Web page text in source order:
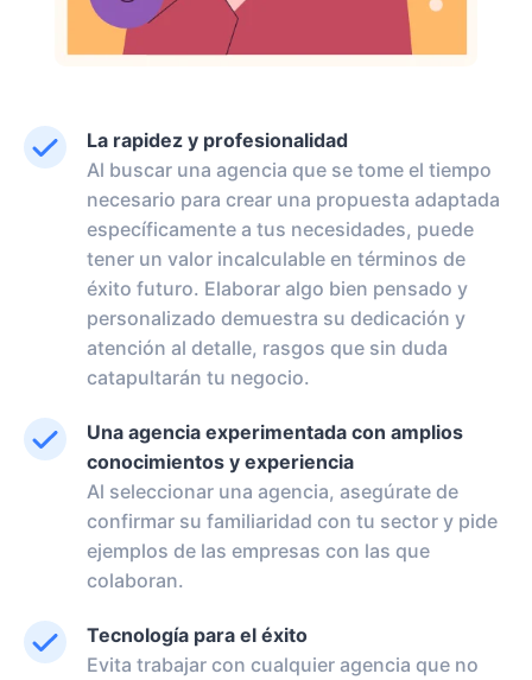
La rapidez y profesionalidad
Al buscar una agencia que se tome el tiempo
necesario para crear una propuesta adaptada
específicamente a tus necesidades, puede
tener un valor incalculable en términos de
éxito futuro. Elaborar algo bien pensado y
personalizado demuestra su dedicación y
atención al detalle, rasgos que sin duda
catapultarán tu negocio.
Una agencia experimentada con amplios
conocimientos y experiencia
Al seleccionar una agencia, asegúrate de
confirmar su familiaridad con tu sector y pide
ejemplos de las empresas con las que
colaboran.
Tecnología para el éxito
Evita trabajar con cualquier agencia que no